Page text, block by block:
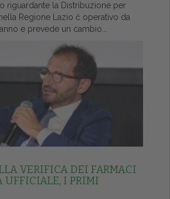
riguardante la Distribuzione per
Regione Lazio č operativo da
e prevede un cambio...
VERIFICA DEI FARMACI
UFFICIALE, I PRIMI